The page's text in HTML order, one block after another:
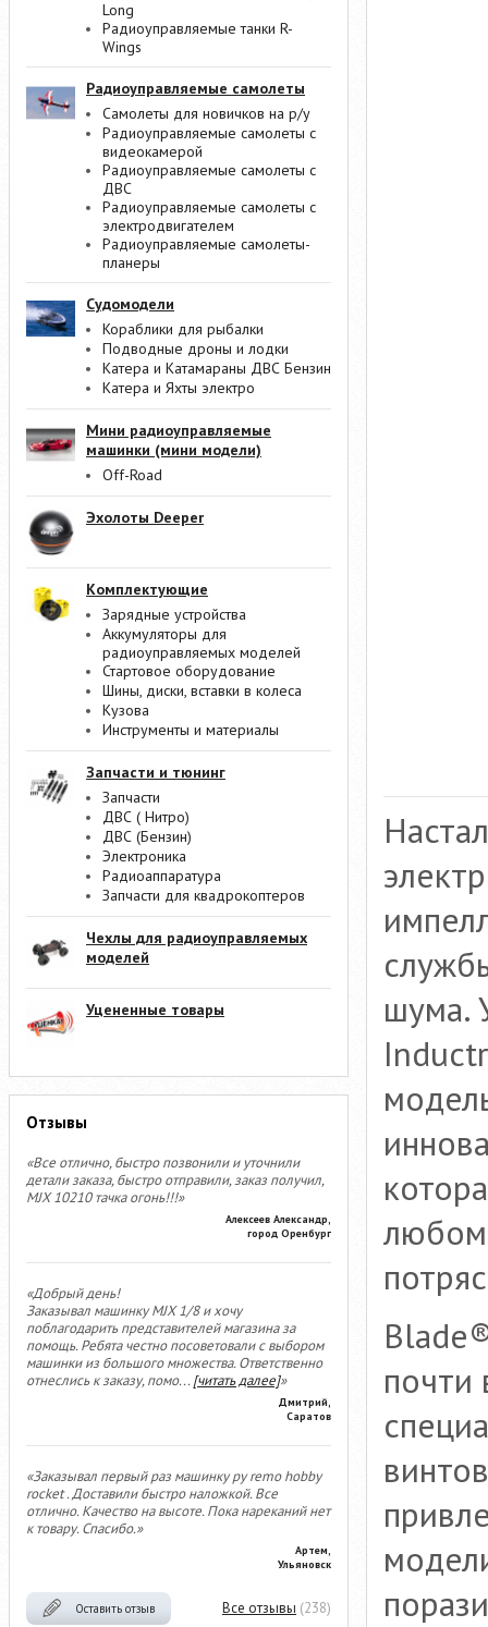
Long
Радиоуправляемые танки R-
Wings
Радиоуправляемые самолеты
Самолеты для новичков на р/у
Радиоуправляемые самолеты с
видеокамерой
Радиоуправляемые самолеты с
ДВС
Радиоуправляемые самолеты с
электродвигателем
Радиоуправляемые самолеты-
планеры
Судомодели
Кораблики для рыбалки
Подводные дроны и лодки
Катера и Катамараны ДВС Бензин
Катера и Яхты электро
Мини радиоуправляемые
машинки (мини модели)
Off-Road
Эхолоты Deeper
Комплектующие
Зарядные устройства
Аккумуляторы для
радиоуправляемых моделей
Стартовое оборудование
Шины, диски, вставки в колеса
Кузова
Инструменты и материалы
Запчасти и тюнинг
Запчасти
ДВС ( Нитро)
ДВС (Бензин)
Электроника
Радиоаппаратура
Запчасти для квадрокоптеров
Чехлы для радиоуправляемых
моделей
Уцененные товары
Отзывы
«Все отлично, быстро позвонили и уточнили
детали заказа, быстро отправили, заказ получил,
MJX 10210 тачка огонь!!!»
Алексеев Александр,
город Оренбург
«Добрый день!
Заказывал машинку MJX 1/8 и хочу
поблагодарить представителей магазина за
помощь. Ребята честно посоветовали с выбором
машинки из большого множества. Ответственно
отнеслись к заказу, помо...[читать далее]»
Дмитрий,
Саратов
«Заказывал первый раз машинку ру remo hobby
rocket . Доставили быстро наложкой. Все
отлично. Качество на высоте. Пока нареканий нет
к товару. Спасибо.»
Артем,
Ульяновск
Оставить отзыв Все отзывы (238)
шума.
любом
почти